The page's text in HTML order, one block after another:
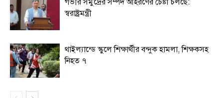
স্বরাষ্ট্রমন্ত্রী
থাইল্যান্ডে স্কুলে শিক্ষার্থীর বন্দুক হামলা, শিক্ষকসহ
নিহত ৭